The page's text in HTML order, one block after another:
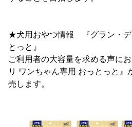
★犬用おやつ情報 『グラン・デ
とっと』
ご利用者の大容量を求める声に
リ ワンちゃん専用 おっとっと』
売します。